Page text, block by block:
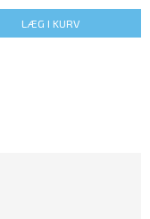
LÆG I KURV